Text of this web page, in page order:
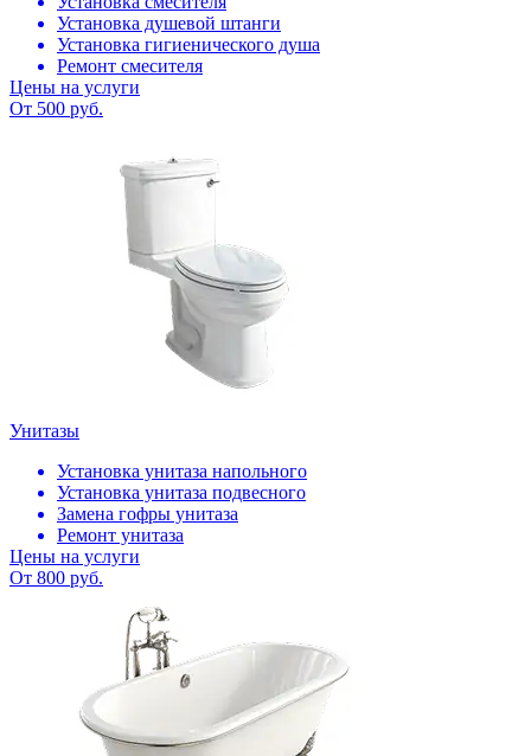
Установка душевой штанги
Установка гигиенического душа
Ремонт смесителя
Цены на услуги
От 500 руб.
Унитазы
Установка унитаза напольного
Установка унитаза подвесного
Замена гофры унитаза
Ремонт унитаза
Цены на услуги
От 800 руб.